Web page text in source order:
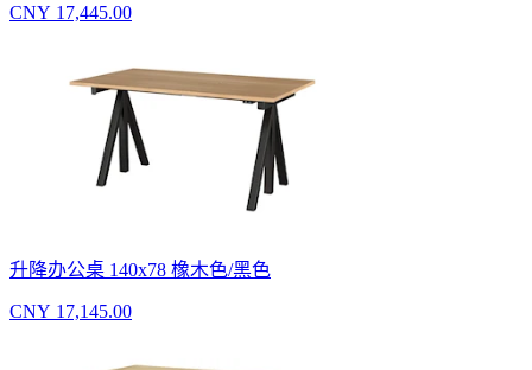
CNY 17,445.00
升降办公桌 140x78 橡木色/黑色
CNY 17,145.00